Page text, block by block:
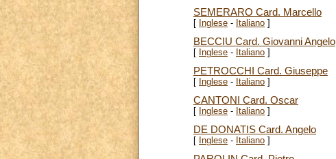
SEMERARO Card. Marcello
[ Inglese - Italiano ]
BECCIU Card. Giovanni Angelo
[ Inglese - Italiano ]
PETROCCHI Card. Giuseppe
[ Inglese - Italiano ]
CANTONI Card. Oscar
[ Inglese - Italiano ]
DE DONATIS Card. Angelo
[ Inglese - Italiano ]